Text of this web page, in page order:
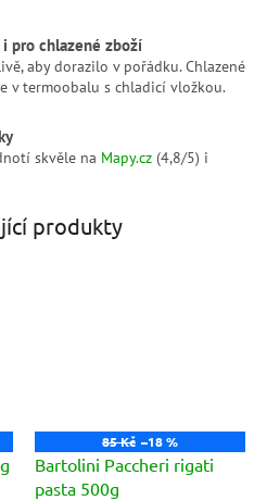
pro chlazené zboží
aby dorazilo v pořádku. Chlazené
v termoobalu s chladicí vložkou.
skvěle na Mapy.cz (4,8/5) i
produkty
85 Kč –18 %
Bartolini Paccheri rigati
pasta 500g